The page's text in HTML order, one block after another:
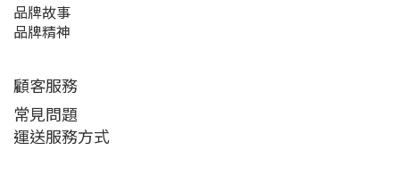
品牌故事
品牌精神
顧客服務
常見問題
運送服務方式